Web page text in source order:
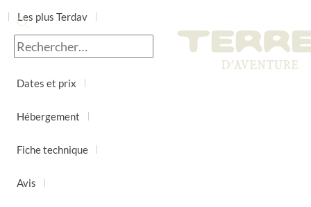
Les plus Terdav
Jour par jour
Dates et prix
Hébergement
Fiche technique
Avis